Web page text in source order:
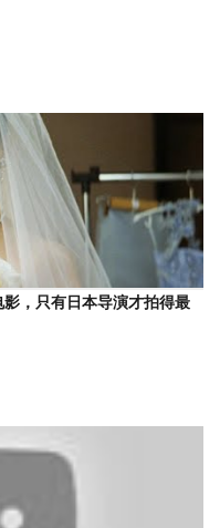
影，只有日本导演才拍得最